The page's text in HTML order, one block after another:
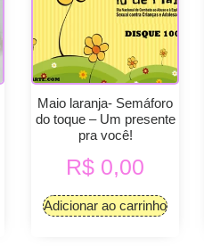
Maio laranja- Semáforo
do toque – Um presente
pra você!
R$ 0,00
Adicionar ao carrinho